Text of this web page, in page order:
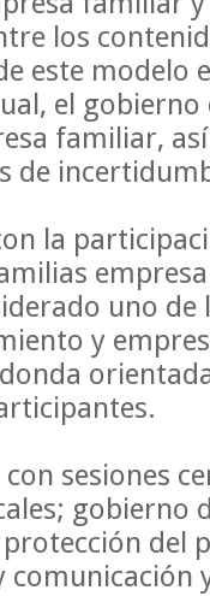
los
este modelo
el
familiar,
de
la
uno
y
sesiones
gobierno
del